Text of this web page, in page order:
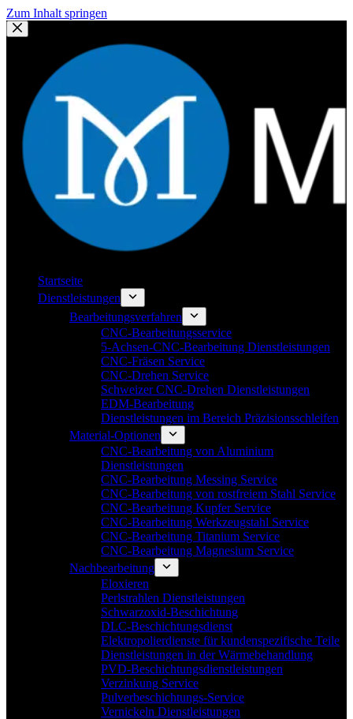
Zum Inhalt springen
Startseite
Dienstleistungen
Bearbeitungsverfahren
CNC-Bearbeitungsservice
5-Achsen-CNC-Bearbeitung Dienstleistungen
CNC-Fräsen Service
CNC-Drehen Service
Schweizer CNC-Drehen Dienstleistungen
EDM-Bearbeitung
Dienstleistungen im Bereich Präzisionsschleifen
Material-Optionen
CNC-Bearbeitung von Aluminium
Dienstleistungen
CNC-Bearbeitung Messing Service
CNC-Bearbeitung von rostfreiem Stahl Service
CNC-Bearbeitung Kupfer Service
CNC-Bearbeitung Werkzeugstahl Service
CNC-Bearbeitung Titanium Service
CNC-Bearbeitung Magnesium Service
Nachbearbeitung
Eloxieren
Perlstrahlen Dienstleistungen
Schwarzoxid-Beschichtung
DLC-Beschichtungsdienst
Elektropolierdienste für kundenspezifische Teile
Dienstleistungen in der Wärmebehandlung
PVD-Beschichtungsdienstleistungen
Verzinkung Service
Pulverbeschichtungs-Service
Vernickeln Dienstleistungen